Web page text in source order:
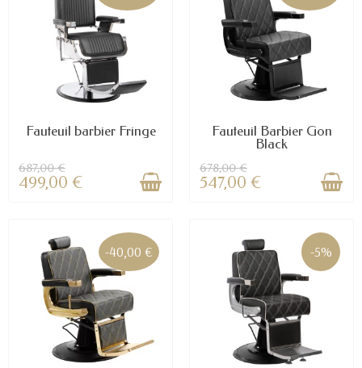
Fauteuil barbier Fringe
687,00 €
499,00 €
Fauteuil Barbier Gon
Black
678,00 €
547,00 €
-40,00 € -5%